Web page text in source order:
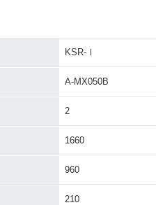
KSR-Ⅰ
A-MX050B
2
1660
960
210